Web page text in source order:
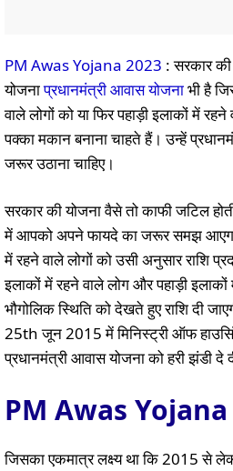
PM Awas Yojana 2023 : सरकार
योजनाप्रधानमंत्री आवास योजनाभी है
वाले लोगों को या फिर पहाड़ी इलाकों में
पक्का मकान बनाना चाहते हैं। उन्हें
जरूर उठाना चाहिए।
सरकार की योजना वैसे तो काफी जटिल
में आपको अपने फायदे का जरूर समझ
में रहने वाले लोगों को उसी अनुसार राशि
इलाकों में रहने वाले लोग और पहाड़ी
भौगोलिक स्थिति को देखते हुए राशि दी
25th जून 2015 में मिनिस्ट्री ऑफ
प्रधानमंत्री आवास योजना को हरी झंडी दे
PM Awas Yojana
जिसका एकमात्र लक्ष्य था कि 2015 से